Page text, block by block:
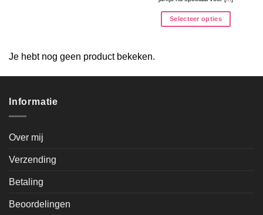
Selecteer opties
Je hebt nog geen product bekeken.
Informatie
Over mij
Verzending
Betaling
Beoordelingen